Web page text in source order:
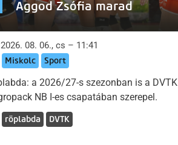
Aggod Zsófia marad
2026. 08. 06., cs – 11:41
Miskolc Sport
a 2026/27-s szezonban is a DVTK
NB I-es csapatában szerepel.
röplabda DVTK